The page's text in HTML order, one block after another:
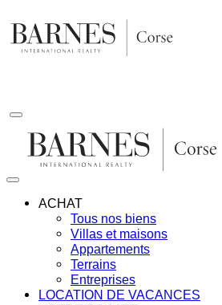
au
contenu
ACHAT
Tous nos biens
Villas et maisons
Appartements
Terrains
Entreprises
LOCATION DE VACANCES